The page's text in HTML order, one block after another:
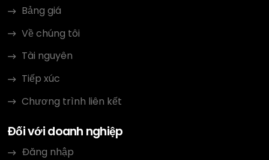
Bảng giá
Về chúng tôi
Tài nguyên
Tiếp xúc
Chương trình liên kết
Đối với doanh nghiệp
Đăng nhập